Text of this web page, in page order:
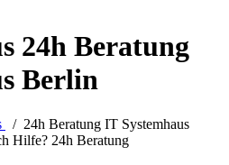
24h Beratung
Berlin
/ 24h Beratung IT Systemhaus
Hilfe? 24h Beratung